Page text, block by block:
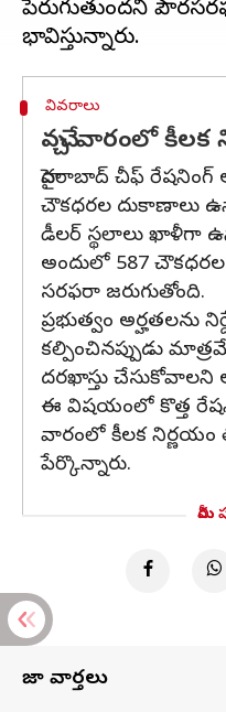
పెరుగుతుందని
వివరాలు
వచ్చే వారంలో కీలక
హైదరాబాద్ చీఫ్ రేషనింగ్
చౌకధరల దుకాణాలు
డీలర్ స్థలాలు ఖాళీగా
అందులో 587
సరఫరా జరుగుతోంది.
ప్రభుత్వం అర్హతలను
కల్పించినప్పుడు
దరఖాస్తు చేసుకోవాలని
ఈ విషయంలో కొత్త
వారంలో కీలక నిర్ణయం
పేర్కొన్నారు.
మీరు
తాజా వార్తలు